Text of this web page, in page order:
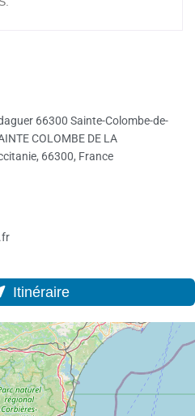
66300 Sainte-Colombe-de-
COLOMBE DE LA
66300, France
Itinéraire